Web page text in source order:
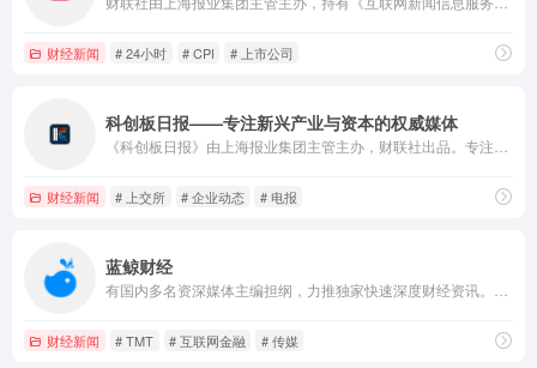
财经新闻 # 24小时 # CPI # 上市公司
科创板日报——专注新兴产业与资本的权威媒体
财经新闻 # 上交所 # 企业动态 # 电报
蓝鲸财经
财经新闻 # TMT # 互联网金融 # 传媒